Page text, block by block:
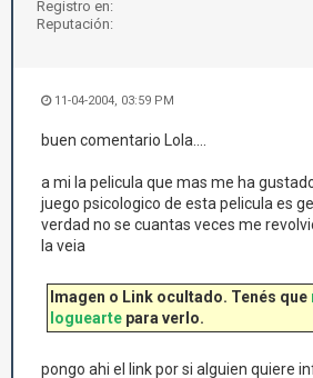
Registro en:
Reputación:
11-04-2004, 03:59 PM
buen comentario Lola....
a mi la pelicula que mas me ha
juego psicologico de esta pelicula es
verdad no se cuantas veces me
la veia
Imagen o Link ocultado. Tenés que
loguearte para verlo.
pongo ahi el link por si alguien quiere